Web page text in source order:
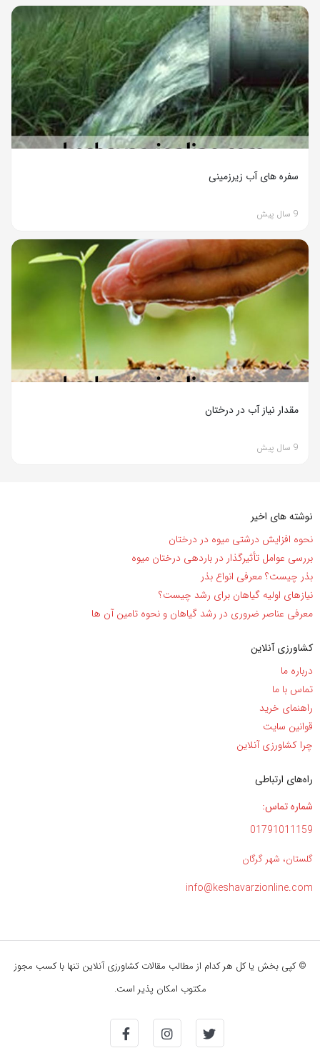
سفره های آب زیرزمینی
9 سال پیش
مقدار نیاز آب در درختان
9 سال پیش
نوشته های اخیر
نحوه افزایش درشتی میوه در درختان
بررسی عوامل تأثیرگذار در باردهی درختان میوه
بذر چیست؟ معرفی انواع بذر
نیاز‌های اولیه گیاهان برای رشد چیست؟
معرفی عناصر ضروری در رشد گیاهان و نحوه تامین آن ها
کشاورزی آنلاین
درباره ما
تماس با ما
راهنمای خرید
قوانین سایت
چرا کشاورزی آنلاین
راه‌های ارتباطی
شماره تماس:
01791011159
گلستان، شهر گرگان
info@keshavarzionline.com
© کپی بخش یا کل هر کدام از مطالب مقالات کشاورزی آنلاین تنها با کسب مجوز
مکتوب امکان پذیر است.